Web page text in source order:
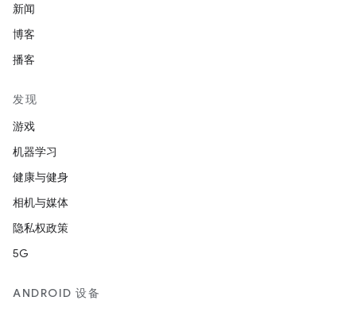
新闻
博客
播客
发现
游戏
机器学习
健康与健身
相机与媒体
隐私权政策
5G
ANDROID 设备